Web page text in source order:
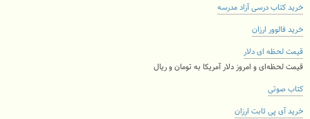
خرید کتاب درسی آزاد مدرسه
خرید فالوور ارزان
قیمت لحظه ای دلار
قیمت لحظه‌ای و امروز دلار آمریکا به تومان و ریال
کتاب صوتی
خرید آی پی ثابت ارزان